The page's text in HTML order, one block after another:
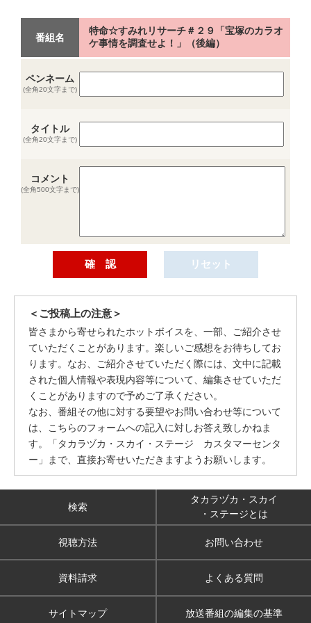
番組名
特命☆すみれリサーチ＃２９「宝塚のカラオ
ケ事情を調査せよ！」（後編）
ペンネーム
(全角20文字まで)
タイトル
(全角20文字まで)
コメント
(全角500文字まで)
＜ご投稿上の注意＞
皆さまから寄せられたホットボイスを、一部、ご紹介させ
ていただくことがあります。楽しいご感想をお待ちしてお
ります。なお、ご紹介させていただく際には、文中に記載
された個人情報や表現内容等について、編集させていただ
くことがありますので予めご了承ください。
なお、番組その他に対する要望やお問い合わせ等について
は、こちらのフォームへの記入に対しお答え致しかねま
す。「タカラヅカ・スカイ・ステージ カスタマーセンタ
ー」まで、直接お寄せいただきますようお願いします。
検索
タカラヅカ・スカイ
・ステージとは
視聴方法 お問い合わせ
資料請求 よくある質問
サイトマップ 放送番組の編集の基準